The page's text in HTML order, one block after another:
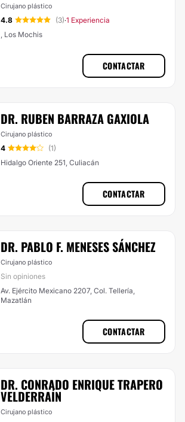
Cirujano plástico
4.8 (3)·1 Experiencia
, Los Mochis
CONTACTAR
DR. RUBEN BARRAZA GAXIOLA
Cirujano plástico
4
(1)
Hidalgo Oriente 251, Culiacán
CONTACTAR
DR. PABLO F. MENESES SÁNCHEZ
Cirujano plástico
Sin opiniones
Av. Ejército Mexicano 2207, Col. Tellería,
Mazatlán
CONTACTAR
DR. CONRADO ENRIQUE TRAPERO
VELDERRAÍN
Cirujano plástico